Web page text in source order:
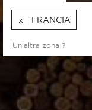
FRANCIA